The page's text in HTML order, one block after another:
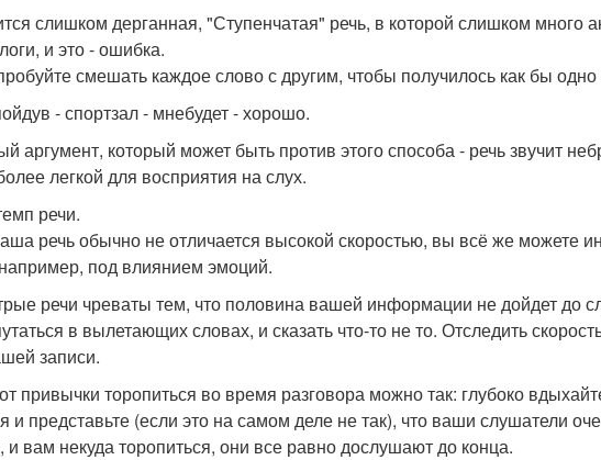
слишком дерганная, "Ступенчатая" речь, в которой слишком много
и это - ошибка.
смешать каждое слово с другим, чтобы получилось как бы
- спортзал - мнебудет - хорошо.
аргумент, который может быть против этого способа - речь звучит
легкой для восприятия на слух.
речи.
речь обычно не отличается высокой скоростью, вы всё же можете
под влиянием эмоций.
речи чреваты тем, что половина вашей информации не дойдет до
в вылетающих словах, и сказать что-то не то. Отследить
записи.
привычки торопиться во время разговора можно так: глубоко
и представьте (если это на самом деле не так), что ваши слушатели
и вам некуда торопиться, они все равно дослушают до конца.